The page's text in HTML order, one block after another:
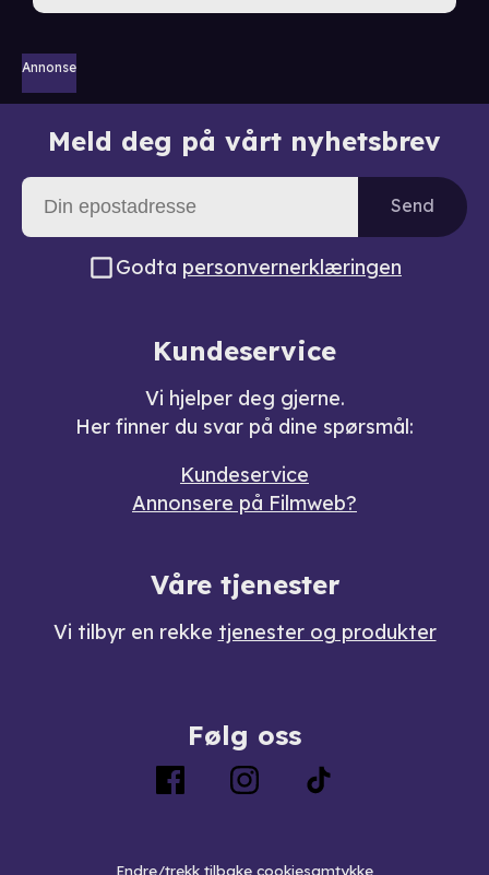
Annonse
Meld deg på vårt nyhetsbrev
Send
Godta personvernerklæringen
Kundeservice
Vi hjelper deg gjerne.
Her finner du svar på dine spørsmål:
Kundeservice
Annonsere på Filmweb?
Våre tjenester
Vi tilbyr en rekke tjenester og produkter
Følg oss
Endre/trekk tilbake cookiesamtykke